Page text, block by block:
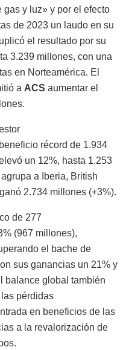
y luz» y por el efecto
de 2023 un laudo en su
el resultado por su
3.239 millones, con una
en Norteamérica. El
a ACS aumentar el
récord de 1.934
un 12%, hasta 1.253
a Iberia, British
2.734 millones (+3%).
de 277
(967 millones),
el bache de
sus ganancias un 21% y
balance global también
pérdidas
en beneficios de las
a la revalorización de